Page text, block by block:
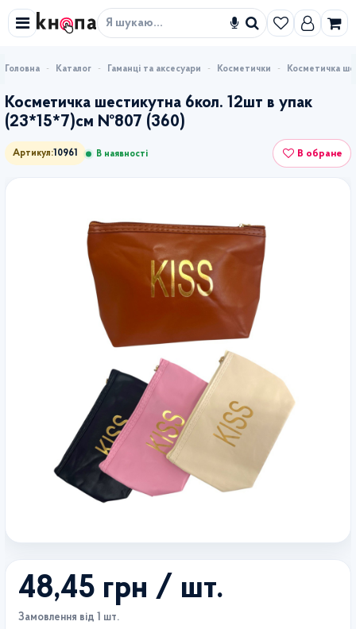
Знайти
Каталог Гаманці та аксесуари Косметички Косметичка
Косметичка шестикутна 6кол. 12шт в упак
(23*15*7)см №807 (360)
Артикул: 10961 В наявності В обране
48,45 грн / шт.
Замовлення від 1 шт.